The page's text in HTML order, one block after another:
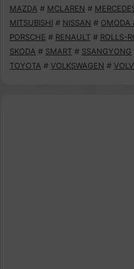
MAZDA # MCLAREN #
MITSUBISHI # NISSAN # OMODA
PORSCHE # RENAULT # ROLLS-
SKODA # SMART # SSANGYONG
TOYOTA # VOLKSWAGEN #